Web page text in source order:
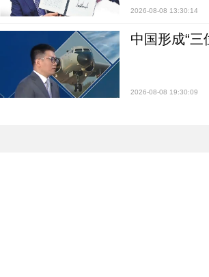
2026-08-08 13:30:14
中国形成“
2026-08-08 19:30:09